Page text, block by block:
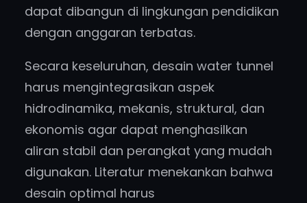
dapat dibangun di lingkungan pendidikan
dengan anggaran terbatas.
Secara keseluruhan, desain water tunnel
harus mengintegrasikan aspek
hidrodinamika, mekanis, struktural, dan
ekonomis agar dapat menghasilkan
aliran stabil dan perangkat yang mudah
digunakan. Literatur menekankan bahwa
desain optimal harus